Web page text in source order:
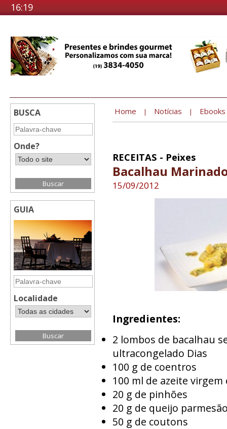
16:19
BUSCA
Onde?
GUIA
Localidade
Home | Notícias | Ebooks
RECEITAS - Peixes
Bacalhau
15/09/2012
Ingredientes:
2 lombos de bacalhau
ultracongelado Dias
100 g de coentros
100 ml de azeite virgem
20 g de pinhões
20 g de queijo
50 g de coutons